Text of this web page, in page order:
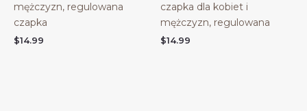
mężczyzn, regulowana
czapka
$14.99
czapka dla kobiet i
mężczyzn, regulowana
$14.99